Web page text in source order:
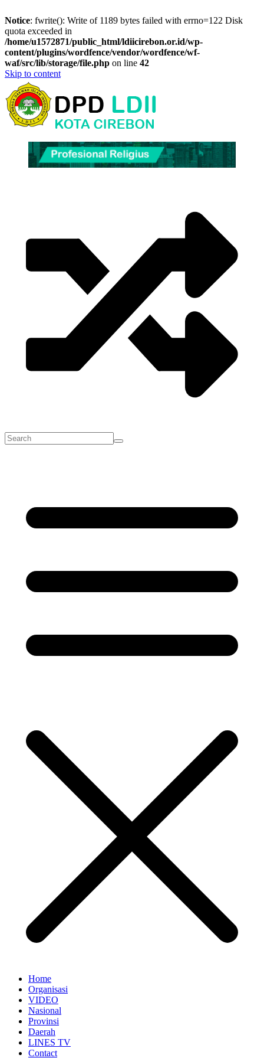
Notice: fwrite(): Write of 1189 bytes failed with errno=122 Disk
quota exceeded in
/home/u1572871/public_html/ldiicirebon.or.id/wp-
content/plugins/wordfence/vendor/wordfence/wf-
waf/src/lib/storage/file.php on line 42
Skip to content
Home
Organisasi
VIDEO
Nasional
Provinsi
Daerah
LINES TV
Contact